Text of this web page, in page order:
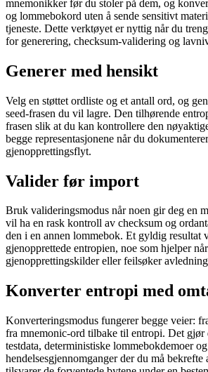
mnemonikker før du stoler på dem, og
og lommebokord uten å sende sensitivt
tjeneste. Dette verktøyet er nyttig når du
for generering, checksum-validering og
Generer med hensikt
Velg en støttet ordliste og et antall ord, og
seed-frasen du vil lagre. Den tilhørende
frasen slik at du kan kontrollere den
begge representasjonene når du
gjenopprettingsflyt.
Valider før import
Bruk valideringsmodus når noen gir deg en
vil ha en rask kontroll av checksum og
den i en annen lommebok. Et gyldig resultat
gjenopprettede entropien, noe som hjelper
gjenopprettingskilder eller feilsøker
Konverter entropi med
Konverteringsmodus fungerer begge veier:
fra mnemonic-ord tilbake til entropi. Det gjør
testdata, deterministiske lommebokdemoer og
hendelsesgjennomganger der du må bekrefte